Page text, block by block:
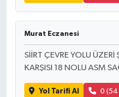
Murat Eczanesi
SİİRT ÇEVRE YOLU
KARŞISI 18 NOLU ASM
Yol Tarifi Al 0